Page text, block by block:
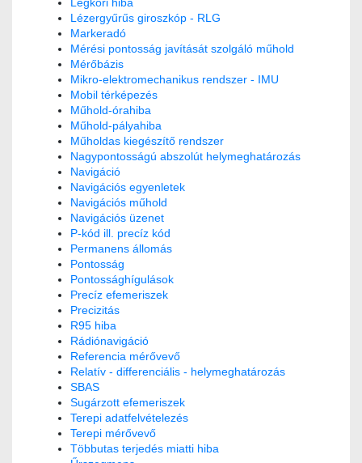
Lézergyűrűs giroszkóp - RLG
Markeradó
Mérési pontosság javítását szolgáló műhold
Mérőbázis
Mikro-elektromechanikus rendszer - IMU
Mobil térképezés
Műhold-órahiba
Műhold-pályahiba
Műholdas kiegészítő rendszer
Nagypontosságú abszolút helymeghatározás
Navigáció
Navigációs egyenletek
Navigációs műhold
Navigációs üzenet
P-kód ill. precíz kód
Permanens állomás
Pontosság
Pontossághígulások
Precíz efemeriszek
Precizitás
R95 hiba
Rádiónavigáció
Referencia mérővevő
Relatív - differenciális - helymeghatározás
SBAS
Sugárzott efemeriszek
Terepi adatfelvételezés
Terepi mérővevő
Többutas terjedés miatti hiba